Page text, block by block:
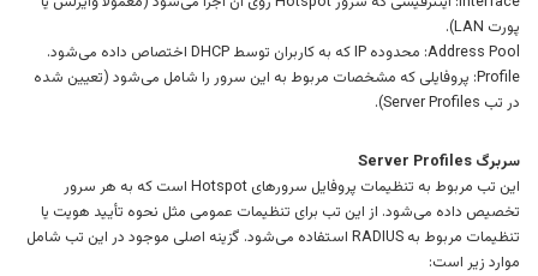
پورت LAN).
Address Pool: محدوده IP که به کاربران توسط DHCP اختصاص داده می‌شود.
Profile: پروفایلی که مشخصات مربوط به این سرور را شامل می‌شود (تعیین شده
در تب Server Profiles).
سربرگ Server Profiles
این تب مربوط به تنظیمات پروفایل سرورهای Hotspot است که به هر سرور
تخصیص داده می‌شود. از این تب برای تنظیمات عمومی مثل نحوه تأیید هویت یا
تنظیمات مربوط به RADIUS استفاده می‌شود. گزینه اصلی موجود در این تب شامل
موارد زیر است: